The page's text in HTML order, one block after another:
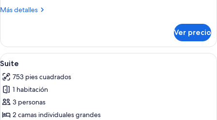
Más detalles
Más
(Collaboration)
Ver precio
Abrir
todas
las
fotos
de
Suite
Una habitación de hotel moderna
11
Suite
753 pies cuadrados
1 habitación
3 personas
2 camas individuales grandes